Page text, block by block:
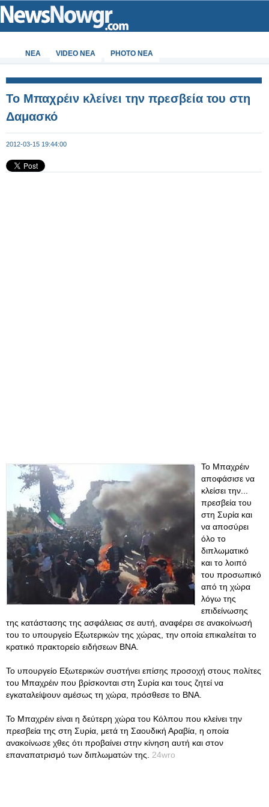
ΝΕΑ VIDEO NEA PHOTO NEA
Το Μπαχρέιν κλείνει την πρεσβεία του στη
Δαμασκό
2012-03-15 19:44:00
Το Μπαχρέιν
αποφάσισε να
κλείσει την...
πρεσβεία του
στη Συρία και
να αποσύρει
όλο το
διπλωματικό
και το λοιπό
του προσωπικό
από τη χώρα
λόγω της
επιδείνωσης
της κατάστασης της ασφάλειας σε αυτή, αναφέρει σε ανακοίνωσή
του το υπουργείο Εξωτερικών της χώρας, την οποία επικαλείται το
κρατικό πρακτορείο ειδήσεων BNA.
Το υπουργείο Εξωτερικών συστήνει επίσης προσοχή στους πολίτες
του Μπαχρέιν που βρίσκονται στη Συρία και τους ζητεί να
εγκαταλείψουν αμέσως τη χώρα, πρόσθεσε το BNA.
Το Μπαχρέιν είναι η δεύτερη χώρα του Κόλπου που κλείνει την
πρεσβεία της στη Συρία, μετά τη Σαουδική Αραβία, η οποία
ανακοίνωσε χθες ότι προβαίνει στην κίνηση αυτή και στον
επαναπατρισμό των διπλωματών της. 24wro